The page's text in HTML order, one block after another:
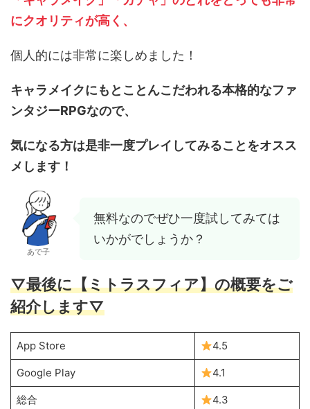
にクオリティが高く、
個人的には非常に楽しめました！
キャラメイクにもとことんこだわれる本格的なファ
ンタジーRPGなので、
気になる方は是非一度プレイしてみることをオスス
メします！
あで子
無料なのでぜひ一度試してみては
いかがでしょうか？
▽最後に【ミトラスフィア】の概要をご
紹介します▽
App Store 4.5
Google Play 4.1
総合 4.3